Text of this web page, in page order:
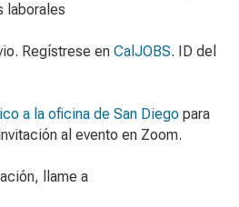
laborales
Regístrese en CalJOBS. ID del
a la oficina de San Diego para
al evento en Zoom.
llame a